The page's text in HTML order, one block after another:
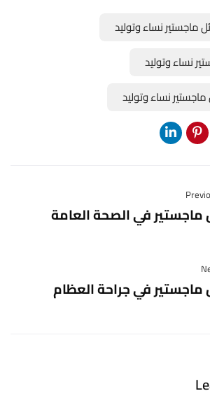
ماجستير نساء وتوليد
نساء وتوليد
نساء وتوليد
ماجستير في الصحة العامة
ماجستير في جراحة العظام